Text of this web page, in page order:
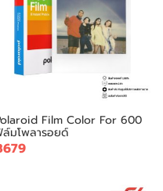
Film Color For 600
มโพลารอยด์